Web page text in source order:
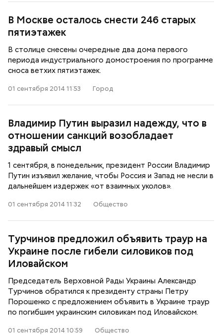
В Москве осталось снести 246 старых
пятиэтажек
В столице снесены очередные два дома первого
периода индустриального домостроения по программе
сноса ветхих пятиэтажек.
01 сентября 2014 11:53 Город
Владимир Путин выразил надежду, что в
отношении санкций возобладает
здравый смысл
1 сентября, в понедельник, президент России Владимир
Путин изъявил желание, чтобы Россия и Запад не несли в
дальнейшем издержек «от взаимных уколов».
01 сентября 2014 11:32 Общество
Турчинов предложил объявить траур на
Украине после гибели силовиков под
Иловайском
Председатель Верховной Рады Украины Александр
Турчинов обратился к президенту страны Петру
Порошенко с предложением объявить в Украине траур
по погибшим украинским силовикам под Иловайском.
01 сентября 2014 10:59 Общество